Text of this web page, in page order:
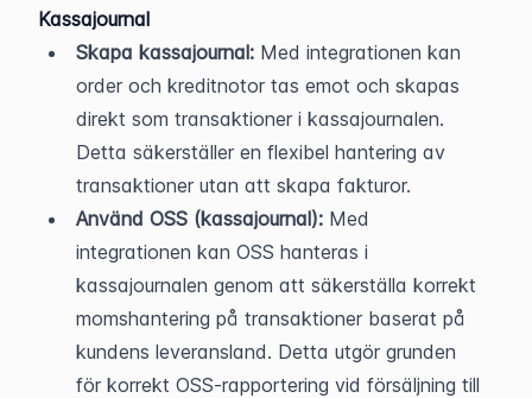
Kassajournal
Skapa kassajournal: Med integrationen kan
order och kreditnotor tas emot och skapas
direkt som transaktioner i kassajournalen.
Detta säkerställer en flexibel hantering av
transaktioner utan att skapa fakturor.
Använd OSS (kassajournal): Med
integrationen kan OSS hanteras i
kassajournalen genom att säkerställa korrekt
momshantering på transaktioner baserat på
kundens leveransland. Detta utgör grunden
för korrekt OSS-rapportering vid försäljning till